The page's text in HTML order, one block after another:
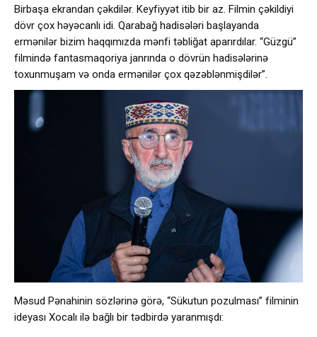
Birbaşa ekrandan çəkdilər. Keyfiyyət itib bir az. Filmin çəkildiyi
dövr çox həyəcanlı idi. Qarabağ hadisələri başlayanda
ermənilər bizim haqqımızda mənfi təbliğat aparırdılar. “Güzgü”
filmində fantasmaqoriya janrında o dövrün hadisələrinə
toxunmuşam və onda ermənilər çox qəzəblənmişdilər”.
Məsud Pənahinin sözlərinə görə, “Sükutun pozulması” filminin
ideyası Xocalı ilə bağlı bir tədbirdə yaranmışdı: